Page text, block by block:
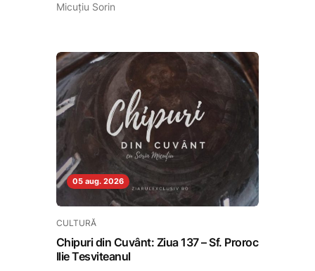
Micuțiu Sorin
05 aug. 2026
CULTURĂ
Chipuri din Cuvânt: Ziua 137 – Sf. Proroc
Ilie Tesviteanul